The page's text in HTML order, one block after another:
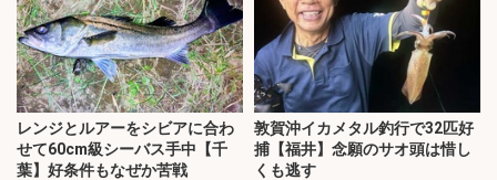
レンジとルアーをシビアに合わ
せて60cm級シーバス手中【千
葉】好条件もなぜか苦戦
敦賀沖イカメタル釣行で32匹好
捕【福井】念願のサオ頭は惜し
くも逃す